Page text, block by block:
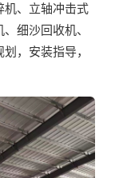
机、立轴冲击式
细沙回收机、
，安装指导，